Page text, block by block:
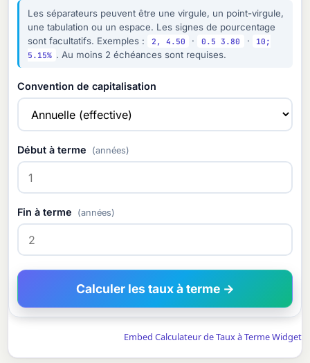
Les séparateurs peuvent être une virgule, un point-virgule,
une tabulation ou un espace. Les signes de pourcentage
sont facultatifs. Exemples :
2, 4.50 · 0.5 3.80 ·
10;
5.15% . Au moins 2 échéances sont requises.
Convention de capitalisation
Début à terme (années)
Fin à terme (années)
Calculer les taux à terme →
Embed Calculateur de Taux à Terme Widget